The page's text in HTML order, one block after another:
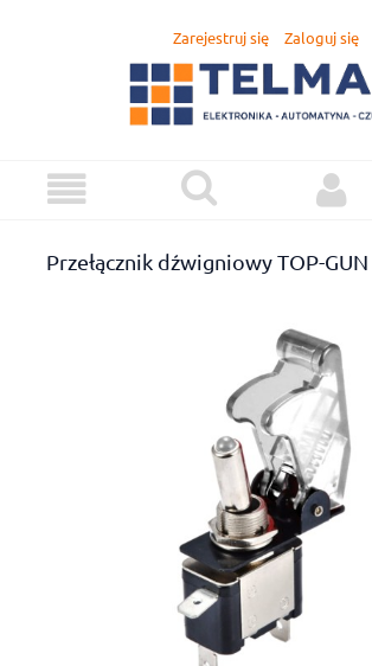
Zarejestruj się Zaloguj się
Przełącznik dźwigniowy TOP-